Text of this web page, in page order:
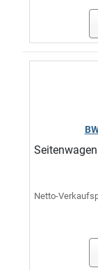
Netto-